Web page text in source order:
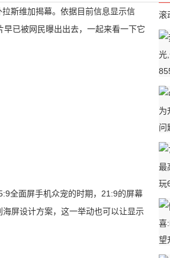
斯维加揭幕。依据目前信息显示信
已被网民曝出出去，一起来看一下它
全面屏手机众宠的时期，21:9的屏幕
屏设计方案，这一举动也可以让显示
滚